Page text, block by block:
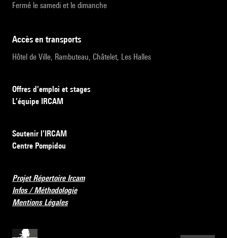
Fermé le samedi et le dimanche
accès en transports
Hôtel de Ville, Rambuteau, Châtelet, Les Halles
Offres d’emploi et stages
L’équipe IRCAM
Soutenir l’IRCAM
Centre Pompidou
Projet Répertoire Ircam
Infos / Méthodologie
Mentions Légales